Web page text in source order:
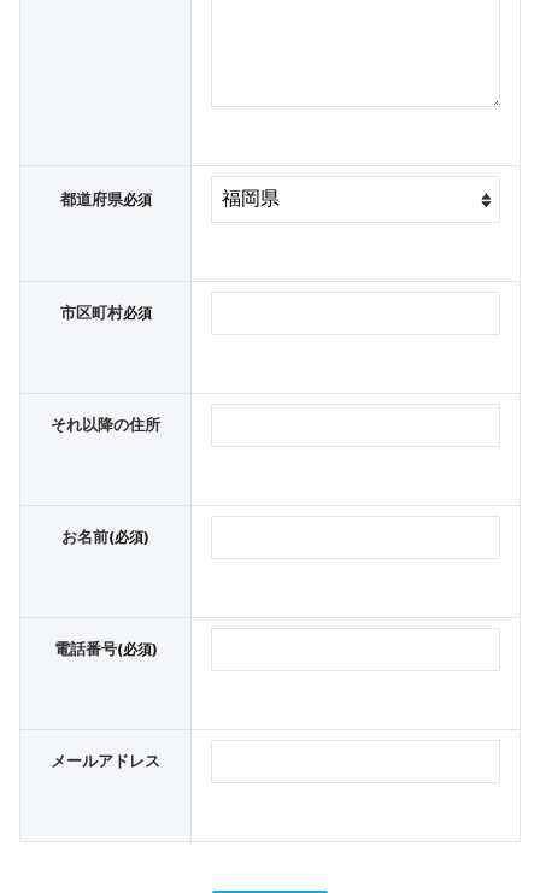
都道府県必須
市区町村必須
それ以降の住所
お名前(必須)
電話番号(必須)
メールアドレス